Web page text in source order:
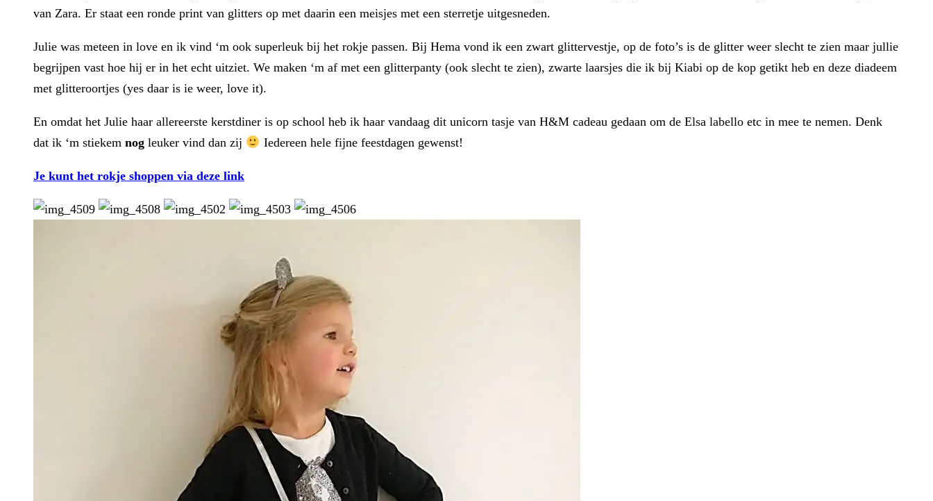
van Zara. Er staat een ronde print van glitters op met daarin een meisjes met een sterretje uitgesneden.
Julie was meteen in love en ik vind ‘m ook superleuk bij het rokje passen. Bij Hema vond ik een zwart glittervestje, op de foto’s is de glitter weer slecht te zien maar jullie
begrijpen vast hoe hij er in het echt uitziet. We maken ‘m af met een glitterpanty (ook slecht te zien), zwarte laarsjes die ik bij Kiabi op de kop getikt heb en deze diadeem
met glitteroortjes (yes daar is ie weer, love it).
En omdat het Julie haar allereerste kerstdiner is op school heb ik haar vandaag dit unicorn tasje van H&M cadeau gedaan om de Elsa labello etc in mee te nemen. Denk
dat ik ‘m stiekem nog leuker vind dan zij Iedereen hele fijne feestdagen gewenst!
Je kunt het rokje shoppen via deze link